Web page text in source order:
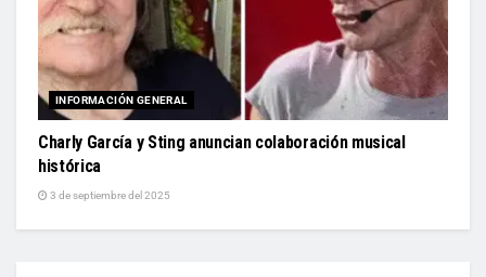
INFORMACIÓN GENERAL
Charly García y Sting anuncian colaboración musical
histórica
3 de septiembre del 2025